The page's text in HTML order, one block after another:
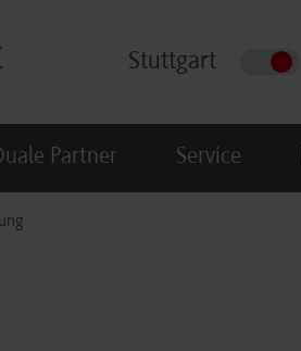
Stuttgart
Partner Service